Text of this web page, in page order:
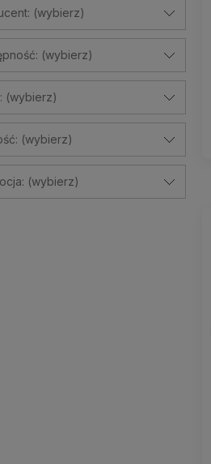
(wybierz)
(wybierz)
(wybierz)
(wybierz)
(wybierz)